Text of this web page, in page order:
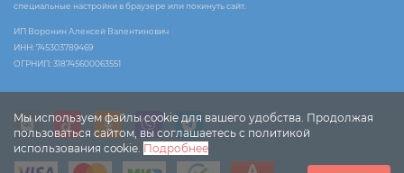
Мы используем файлы cookie для вашего удобства. Продолжая
пользоваться сайтом, вы соглашаетесь с политикой
использования cookie. Подробнее
специальные настройки в браузере или покинуть сайт.
ИП Воронин Алексей Валентинович
ИНН: 745303789469
ОГРНИП: 318745600063551